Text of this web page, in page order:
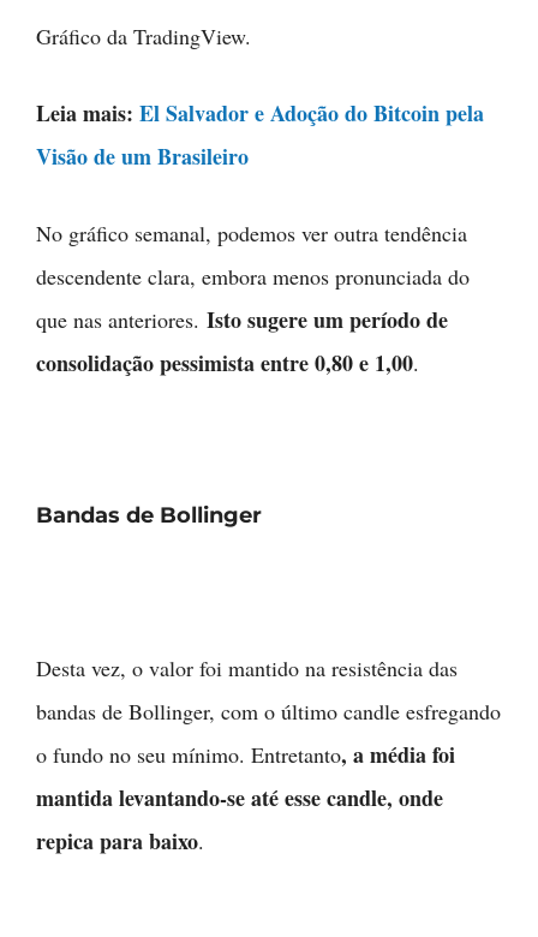
Gráfico da TradingView.
Leia mais: El Salvador e Adoção do Bitcoin pela
Visão de um Brasileiro
No gráfico semanal, podemos ver outra tendência
descendente clara, embora menos pronunciada do
que nas anteriores. Isto sugere um período de
consolidação pessimista entre 0,80 e 1,00.
Bandas de Bollinger
Desta vez, o valor foi mantido na resistência das
bandas de Bollinger, com o último candle esfregando
o fundo no seu mínimo. Entretanto, a média foi
mantida levantando-se até esse candle, onde
repica para baixo.